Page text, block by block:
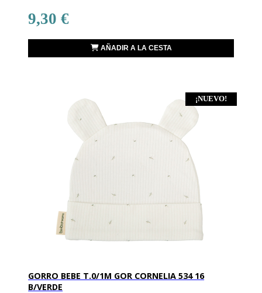
9,30 €
AÑADIR A LA CESTA
¡NUEVO!
GORRO BEBE T.0/1M GOR CORNELIA 534 16
B/VERDE